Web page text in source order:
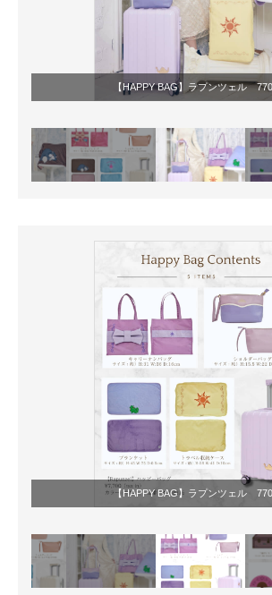
【HAPPY BAG】ラプンツェル
【HAPPY BAG】ラプンツェル